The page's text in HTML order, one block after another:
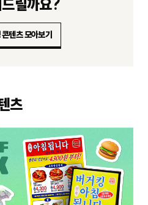
릴까요?
텐츠 모아보기
츠